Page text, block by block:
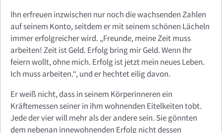
Ihn erfreuen inzwischen nur noch die wachsenden Zahlen
auf seinem Konto, seitdem er mit seinem schönen Lächeln
immer erfolgreicher wird. „Freunde, meine Zeit muss
arbeiten! Zeit ist Geld. Erfolg bring mir Geld. Wenn Ihr
feiern wollt, ohne mich. Erfolg ist jetzt mein neues Leben.
Ich muss arbeiten.“, und er hechtet eilig davon.
Er weiß nicht, dass in seinem Körperinneren ein
Kräftemessen seiner in ihm wohnenden Eitelkeiten tobt.
Jede der vier will mehr als der andere sein. Sie gönnten
dem nebenan innewohnenden Erfolg nicht dessen